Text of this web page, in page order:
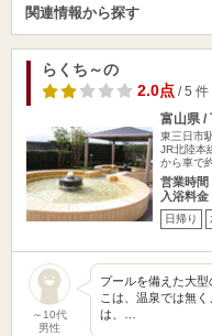
関連情報から探す
らくち～の
2.0点/ 5 件
富山県 /
東三日市
JR北陸本
から車で
営業時間
入浴料金
日帰り
～10代
男性
プールを備えた大
こは、温泉では無
は、…